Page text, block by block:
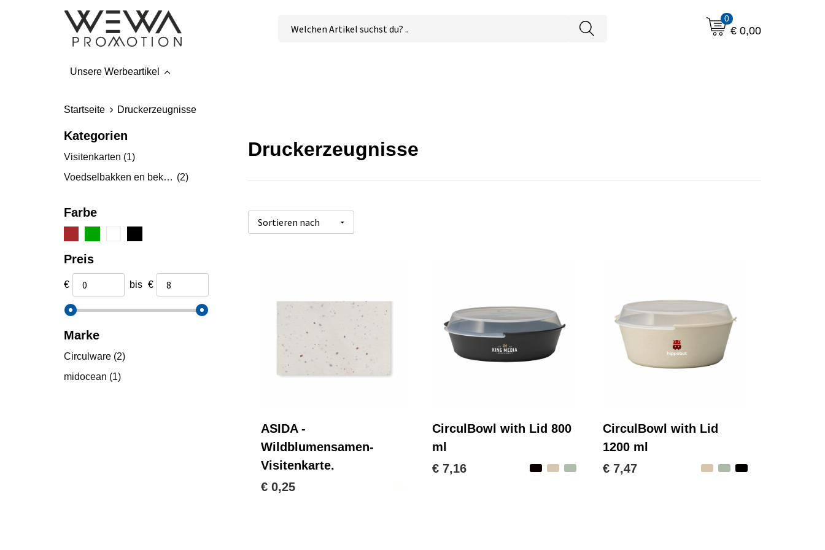
0
€ 0,00
Unsere Werbeartikel
Startseite Druckerzeugnisse
Kategorien
Visitenkarten (1)
Voedselbakken en bekers (2)
Farbe
Preis
€ bis €
Marke
Circulware (2)
midocean (1)
Druckerzeugnisse
ASIDA -
Wildblumensamen-
Visitenkarte.
€ 0,25
CirculBowl with Lid 800
ml
€ 7,16
CirculBowl with Lid
1200 ml
€ 7,47